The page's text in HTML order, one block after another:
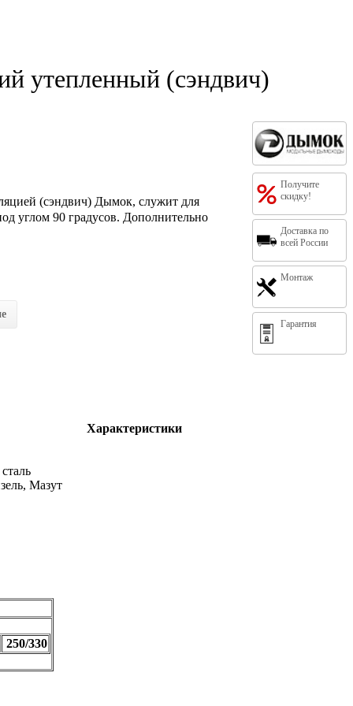
утепленный (сэндвич)
Получите
скидку!
Доставка по
всей России
Монтаж
Гарантия
(сэндвич) Дымок, служит для
углом 90 градусов. Дополнительно
Характеристики
Мазут
250/330